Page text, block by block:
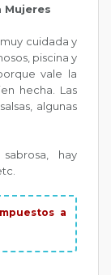
Mujeres
cuidada y
piscina y
vale la
hecha. Las
algunas
hay
a